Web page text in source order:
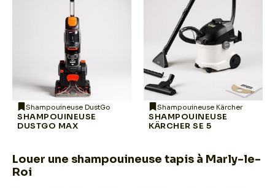
Shampouineuse DustGo
SHAMPOUINEUSE
DUSTGO MAX
Shampouineuse Kärcher
SHAMPOUINEUSE
KÄRCHER SE 5
Louer une shampouineuse tapis à Marly-le-
Roi